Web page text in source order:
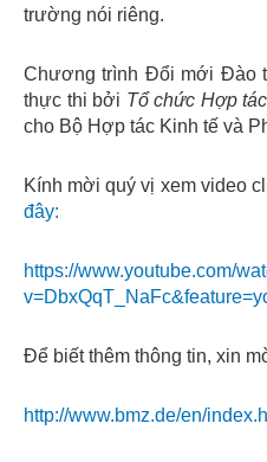
trường nói riêng.
Chương trình Đổi mới Đào
thực thi bởi Tổ chức Hợp
cho Bộ Hợp tác Kinh tế và
Kính mời quý vị xem video
đây:
https://www.youtube.com/
Để biết thêm thông tin, xin
http://www.bmz.de/en/